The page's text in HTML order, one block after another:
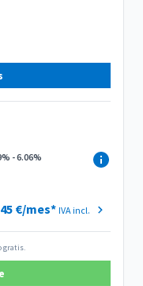
- 6.06%
€/mes* IVA incl.
gratis.